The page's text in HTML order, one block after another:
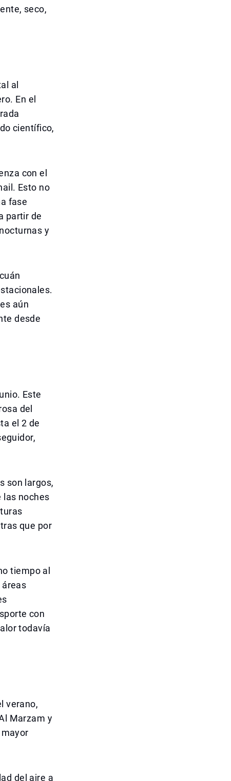
seco,
al
En el
científico,
con el
Esto no
fase
partir de
y
aún
desde
Este
del
el 2 de
son largos,
las noches
que por
tiempo al
con
todavía
verano,
Marzam y
del aire a